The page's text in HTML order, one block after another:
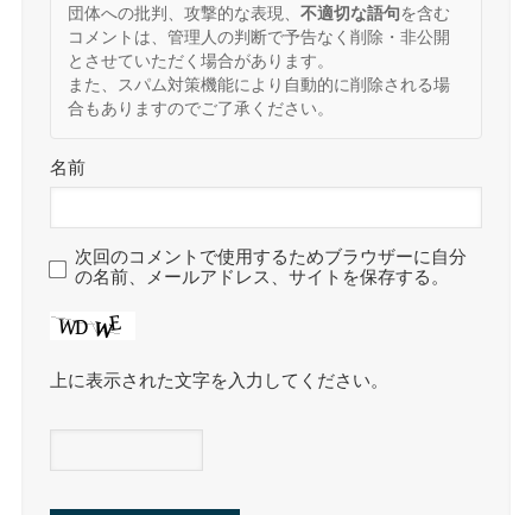
団体への批判、攻撃的な表現、 不適切な語句を含む
コメントは、管理人の判断で予告なく削除・非公開
とさせていただく場合があります。
また、スパム対策機能により自動的に削除される場
合もありますのでご了承ください。
名前
次回のコメントで使用するためブラウザーに自分
の名前、メールアドレス、サイトを保存する。
上に表示された文字を入力してください。